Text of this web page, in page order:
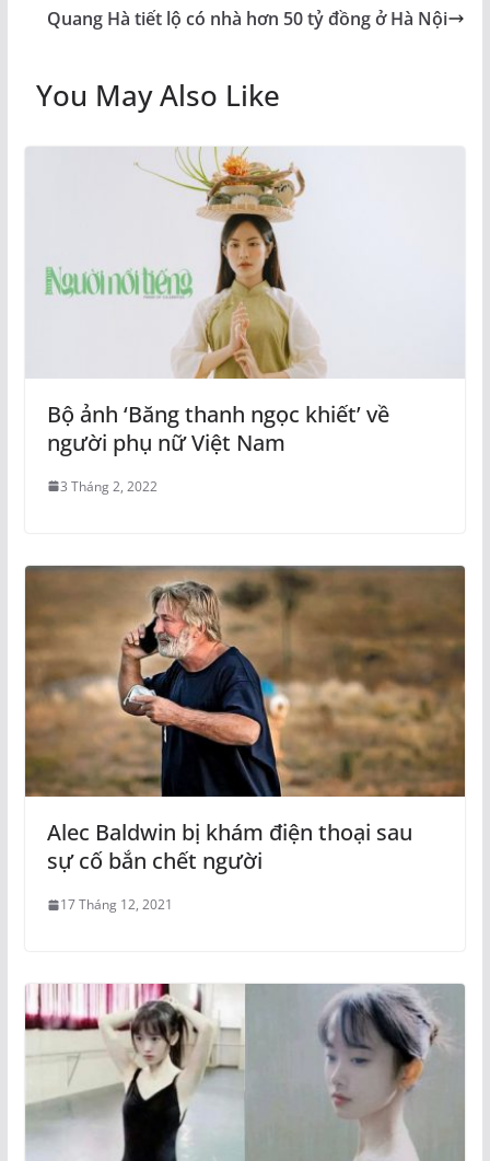
Quang Hà tiết lộ có nhà hơn 50 tỷ đồng ở Hà Nội
You May Also Like
Bộ ảnh ‘Băng thanh ngọc khiết’ về
người phụ nữ Việt Nam
3 Tháng 2, 2022
Alec Baldwin bị khám điện thoại sau
sự cố bắn chết người
17 Tháng 12, 2021